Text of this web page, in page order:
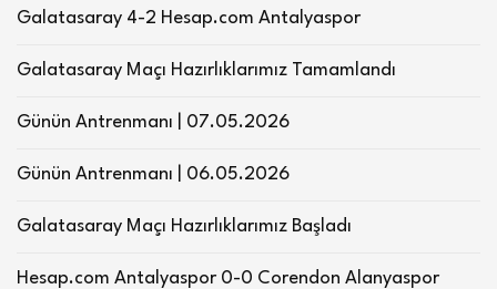
Galatasaray 4-2 Hesap.com Antalyaspor
Galatasaray Maçı Hazırlıklarımız Tamamlandı
Günün Antrenmanı | 07.05.2026
Günün Antrenmanı | 06.05.2026
Galatasaray Maçı Hazırlıklarımız Başladı
Hesap.com Antalyaspor 0-0 Corendon Alanyaspor